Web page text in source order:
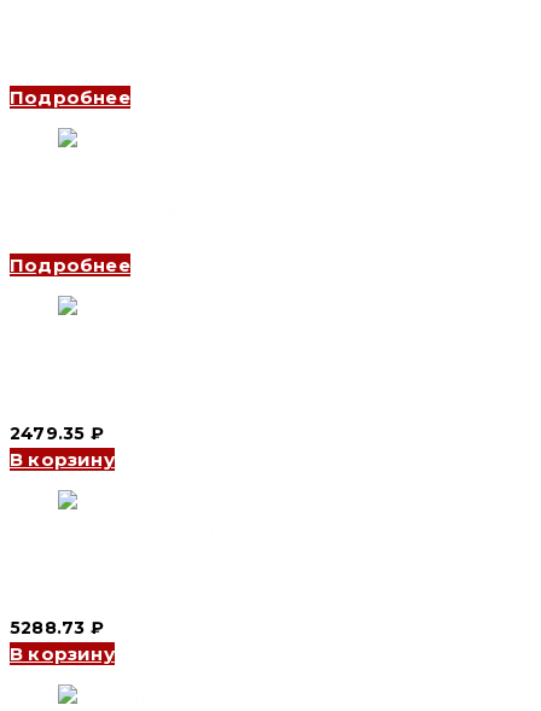
Подробнее
Подробнее
2479.35 ₽
В корзину
5288.73 ₽
В корзину